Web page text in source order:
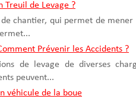
Treuil de Levage ?
chantier, qui permet de
Prévenir les Accidents ?
de levage de diverses
peuvent...
véhicule de la boue